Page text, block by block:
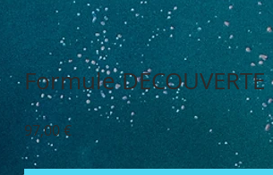
Formule DECOUVERTE
97,00 €Prix